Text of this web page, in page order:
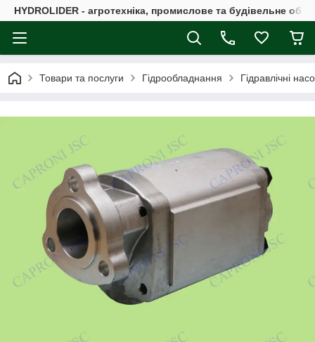
HYDROLIDER - агротехніка, промислове та будівельне
Товари та послуги Гідрообладнання Гідравлічні